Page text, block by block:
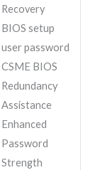
Recovery
BIOS setup
user password
CSME BIOS
Redundancy
Assistance
Enhanced
Password
Strength